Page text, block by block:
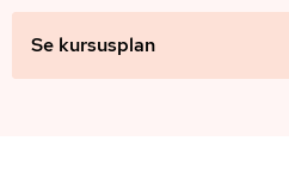
Se kursusplan